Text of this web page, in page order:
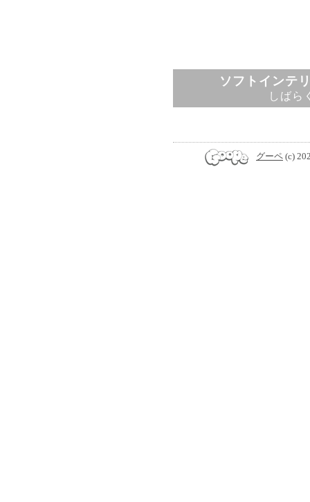
ソフトインテ
しばら
グーペ (c)